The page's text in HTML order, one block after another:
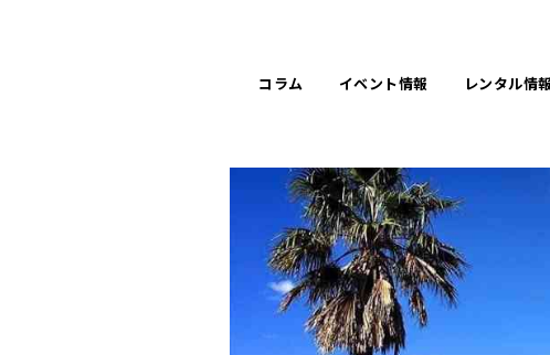
コラム イベント情報 レンタル情報